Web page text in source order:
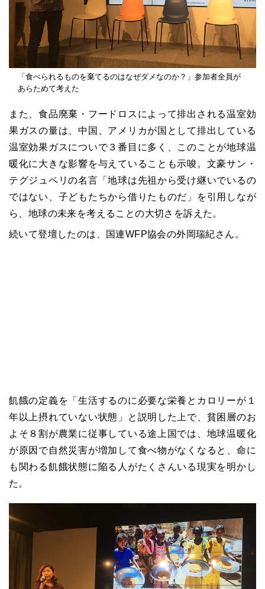
「食べられるものを棄てるのはなぜダメなのか？」参加者全員が
あらためて考えた
また、食品廃棄・フードロスによって排出される温室効
果ガスの量は、中国、アメリカが国として排出している
温室効果ガスについで３番目に多く、このことが地球温
暖化に大きな影響を与えていることも示唆。文豪サン・
テグジュペリの名言「地球は先祖から受け継いでいるの
ではない、子どもたちから借りたものだ」を引用しなが
ら、地球の未来を考えることの大切さを訴えた。
続いて登壇したのは、国連WFP協会の外岡瑞紀さん。
飢餓の定義を「生活するのに必要な栄養とカロリーが１
年以上摂れていない状態」と説明した上で、貧困層のお
よそ８割が農業に従事している途上国では、地球温暖化
が原因で自然災害が増加して食べ物がなくなると、命に
も関わる飢餓状態に陥る人がたくさんいる現実を明かし
た。